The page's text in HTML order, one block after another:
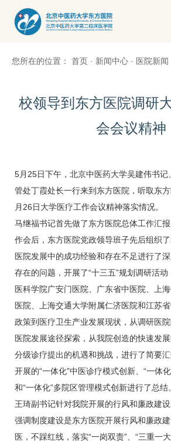
您所在的位置： 首页 · 新闻中心 · 医院新闻
校领导到东方医院调研
会会议精神
5月25日下午，北京中医药大学吴建伟书
管处丁霞处长一行来到东方医院，听取东
月26日大学医疗工作会议精神落实情况。
马继福书记首先做了东方医院总体工作汇
作会后，东方医院党政领导班子先后组织
医院发展中的成功经验和存在不足进行了
存在的问题，开展了“十三五”规划调研活
医科学院广安门医院、广东省中医院、上
医院、上海交通大学附属仁济医院和江苏
政策到医疗卫生产业发展现状，从调研医
医院发展途径探索，从我院创造的快速发
分级诊疗提出的机遇和挑战，进行了简要
开展的“一体化”中医诊疗模式创新、“一体
和“一体化”多院区管理模式创新进行了总结。
王琦副书记针对我院开展的行风和廉政建
强调制度建设是东方医院开展行风和廉政
医，不踩红线，落实“一岗双责”、“三重一